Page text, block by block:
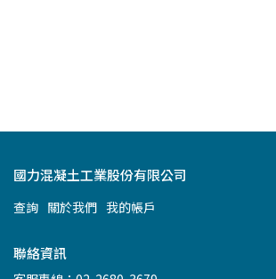
國力混凝土工業股份有限公司
查詢 關於我們 我的帳戶
聯絡資訊